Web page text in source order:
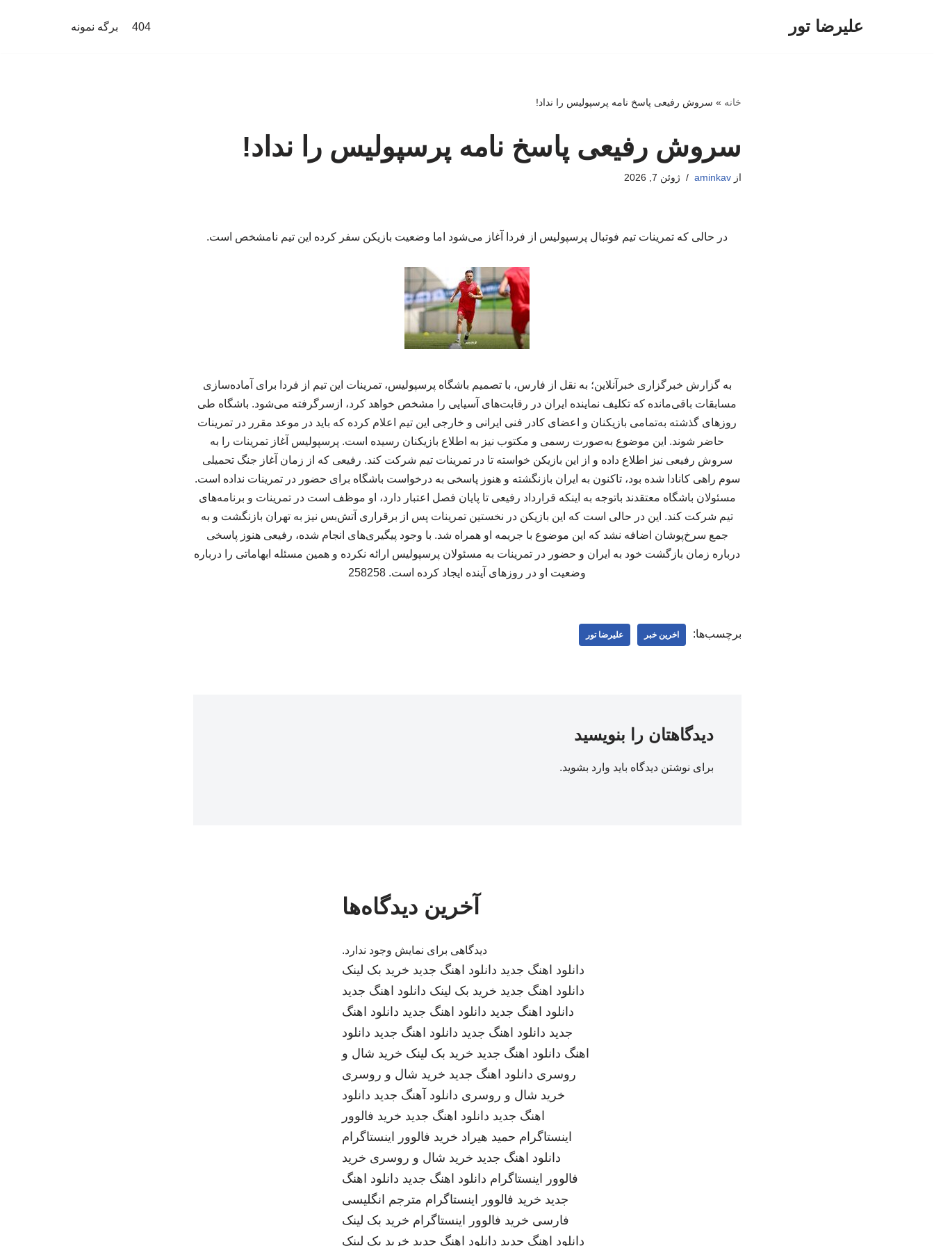
علیرضا تور 404 برگه نمونه
خانه » سروش رفیعی پاسخ نامه پرسپولیس را نداد!
سروش رفیعی پاسخ نامه پرسپولیس را نداد!
ازaminkav ژوئن 7, 2026
در حالی که تمرینات تیم فوتبال پرسپولیس از فردا آغاز می‌شود اما وضعیت بازیکن سفر کرده این تیم نامشخص است.
به گزارش خبرگزاری خبرآنلاین؛ به نقل از فارس، با تصمیم باشگاه پرسپولیس، تمرینات این تیم از فردا برای آماده‌سازی
مسابقات باقی‌مانده که تکلیف نماینده ایران در رقابت‌های آسیایی را مشخص خواهد کرد، ازسرگرفته می‌شود. باشگاه طی
روزهای گذشته به‌تمامی بازیکنان و اعضای کادر فنی ایرانی و خارجی این تیم اعلام کرده که باید در موعد مقرر در تمرینات
حاضر شوند. این موضوع به‌صورت رسمی و مکتوب نیز به اطلاع بازیکنان رسیده است. پرسپولیس آغاز تمرینات را به
سروش رفیعی نیز اطلاع داده و از این بازیکن خواسته تا در تمرینات تیم شرکت کند. رفیعی که از زمان آغاز جنگ تحمیلی
سوم راهی کانادا شده بود، تاکنون به ایران بازنگشته و هنوز پاسخی به درخواست باشگاه برای حضور در تمرینات نداده است.
مسئولان باشگاه معتقدند باتوجه‌ به اینکه قرارداد رفیعی تا پایان فصل اعتبار دارد، او موظف است در تمرینات و برنامه‌های
تیم شرکت کند. این در حالی است که این بازیکن در نخستین تمرینات پس از برقراری آتش‌بس نیز به تهران بازنگشت و به
جمع سرخ‌پوشان اضافه نشد که این موضوع با جریمه او همراه شد. با وجود پیگیری‌های انجام شده، رفیعی هنوز پاسخی
درباره زمان بازگشت خود به ایران و حضور در تمرینات به مسئولان پرسپولیس ارائه نکرده و همین مسئله ابهاماتی را درباره
وضعیت او در روزهای آینده ایجاد کرده است. 258258
برچسب‌ها: اخرین خبر علیرضا تور
دیدگاهتان را بنویسید
برای نوشتن دیدگاه باید وارد بشوید.
آخرین دیدگاه‌ها
دیدگاهی برای نمایش وجود ندارد.
دانلود اهنگ جدید دانلود اهنگ جدید خرید بک لینک
دانلود اهنگ جدید خرید بک لینک دانلود اهنگ جدید
دانلود اهنگ جدید دانلود اهنگ جدید دانلود اهنگ
جدید دانلود اهنگ جدید دانلود اهنگ جدید دانلود
اهنگ دانلود اهنگ جدید خرید بک لینک خرید شال و
روسری دانلود اهنگ جدید خرید شال و روسری
خرید شال و روسری دانلود آهنگ جدید دانلود
اهنگ جدید دانلود اهنگ جدید خرید فالوور
اینستاگرام حمید هیراد خرید فالوور اینستاگرام
دانلود اهنگ جدید خرید شال و روسری خرید
فالوور اینستاگرام دانلود اهنگ جدید دانلود اهنگ
جدید خرید فالوور اینستاگرام مترجم انگلیسی
فارسی خرید فالوور اینستاگرام خرید بک لینک
دانلود اهنگ جدید دانلود اهنگ جدید خرید بک لینک